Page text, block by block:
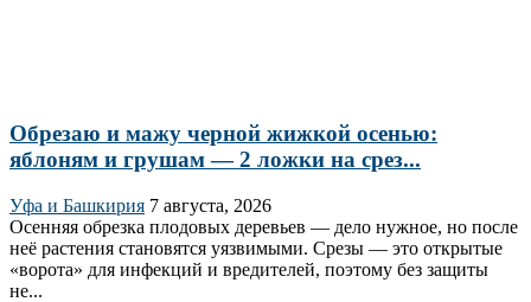
Обрезаю и мажу черной жижкой осенью:
яблоням и грушам — 2 ложки на срез...
Уфа и Башкирия 7 августа, 2026
Осенняя обрезка плодовых деревьев — дело нужное, но после
неё растения становятся уязвимыми. Срезы — это открытые
«ворота» для инфекций и вредителей, поэтому без защиты
не...